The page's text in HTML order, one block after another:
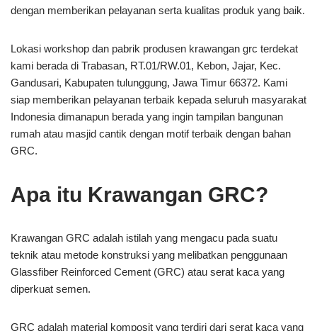
dengan memberikan pelayanan serta kualitas produk yang baik.
Lokasi workshop dan pabrik produsen krawangan grc terdekat
kami berada di Trabasan, RT.01/RW.01, Kebon, Jajar, Kec.
Gandusari, Kabupaten tulunggung, Jawa Timur 66372. Kami
siap memberikan pelayanan terbaik kepada seluruh masyarakat
Indonesia dimanapun berada yang ingin tampilan bangunan
rumah atau masjid cantik dengan motif terbaik dengan bahan
GRC.
Apa itu Krawangan GRC?
Krawangan GRC adalah istilah yang mengacu pada suatu
teknik atau metode konstruksi yang melibatkan penggunaan
Glassfiber Reinforced Cement (GRC) atau serat kaca yang
diperkuat semen.
GRC adalah material komposit yang terdiri dari serat kaca yang